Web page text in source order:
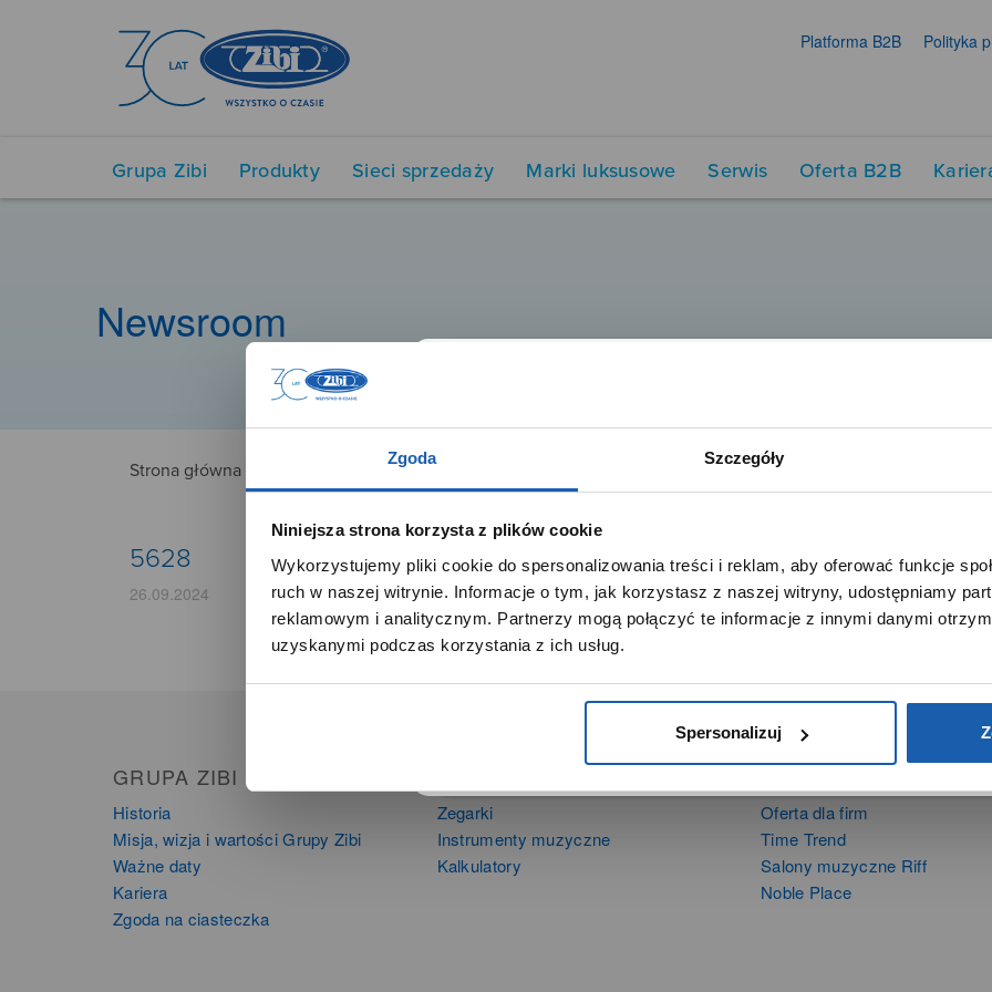
Zgoda Szczegóły
Niniejsza strona korzysta z plików cookie
Wykorzystujemy pliki cookie do spersonalizowania treści i reklam, aby oferować funkcje
ruch w naszej witrynie. Informacje o tym, jak korzystasz z naszej witryny, udostępniamy
reklamowym i analitycznym. Partnerzy mogą połączyć te informacje z innymi danymi
uzyskanymi podczas korzystania z ich usług.
Spersonalizuj
Platforma B2B Polityka
Grupa Zibi Produkty Sieci sprzedaży Marki luksusowe Serwis Oferta B2B
Newsroom
Strona główna
5628
26.09.2024
GRUPA ZIBI
Historia
Misja, wizja i wartości Grupy Zibi
Ważne daty
Kariera
Zgoda na ciasteczka
Zegarki
Instrumenty muzyczne
Kalkulatory
Oferta dla firm
Time Trend
Salony muzyczne Riff
Noble Place
SZANOWNA UŻYTKOWNICZKO
Używamy plików cookie w celach analitycznych, statystycznych
marketingowych, w tym aby analizować ruch w tej witrynie,
optymalizować jej działanie oraz zapamiętywać Twoje preferencje.
DOWIEDZ SIĘ WIĘCEJ PRZEJDŹ DO SERWISU